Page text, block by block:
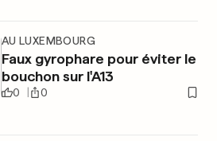
AU LUXEMBOURG
Faux gyrophare pour éviter le
bouchon sur l'A13
0 0